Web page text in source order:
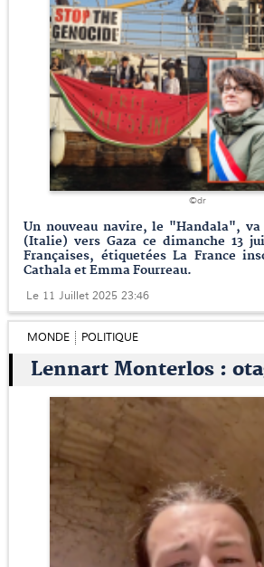
©dr
Un nouveau navire, le "Handala", va
(Italie) vers Gaza ce dimanche 13
Françaises, étiquetées La France
Cathala et Emma Fourreau.
Le 11 Juillet 2025 23:46
MONDE POLITIQUE
Lennart Monterlos :